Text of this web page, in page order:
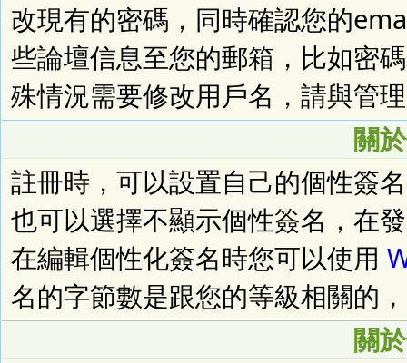
改現有的密碼，同時確認您的
些論壇信息至您的郵箱，比如密
殊情況需要修改用戶名，請與管
關
註冊時，可以設置自己的個性簽
也可以選擇不顯示個性簽名，在
在編輯個性化簽名時您可以使用
名的字節數是跟您的等級相關的
關